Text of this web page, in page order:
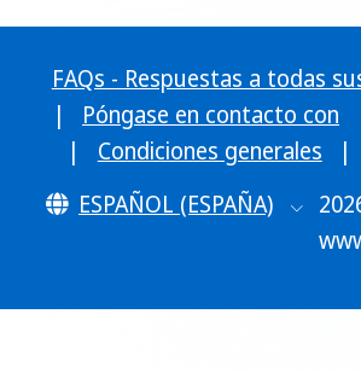
FAQs - Respuestas a todas
|
Póngase en contacto con
|
Condiciones generales |
ESPAÑOL (ESPAÑA)